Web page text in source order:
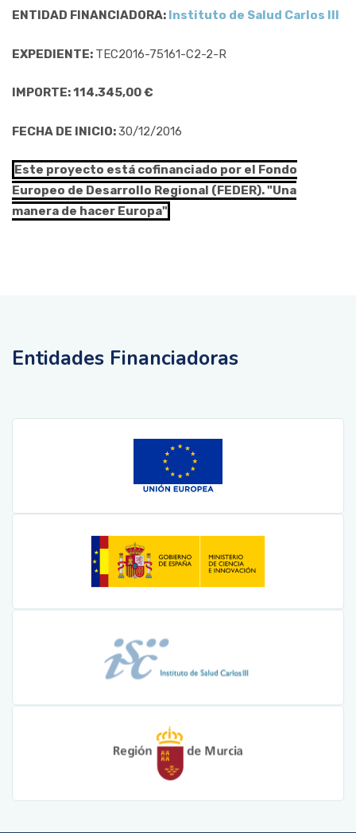
ENTIDAD FINANCIADORA: Instituto de Salud Carlos III
EXPEDIENTE: TEC2016-75161-C2-2-R
IMPORTE: 114.345,00 €
FECHA DE INICIO:30/12/2016
Este proyecto está cofinanciado por el Fondo
Europeo de Desarrollo Regional (FEDER). "Una
manera de hacer Europa"
Entidades Financiadoras